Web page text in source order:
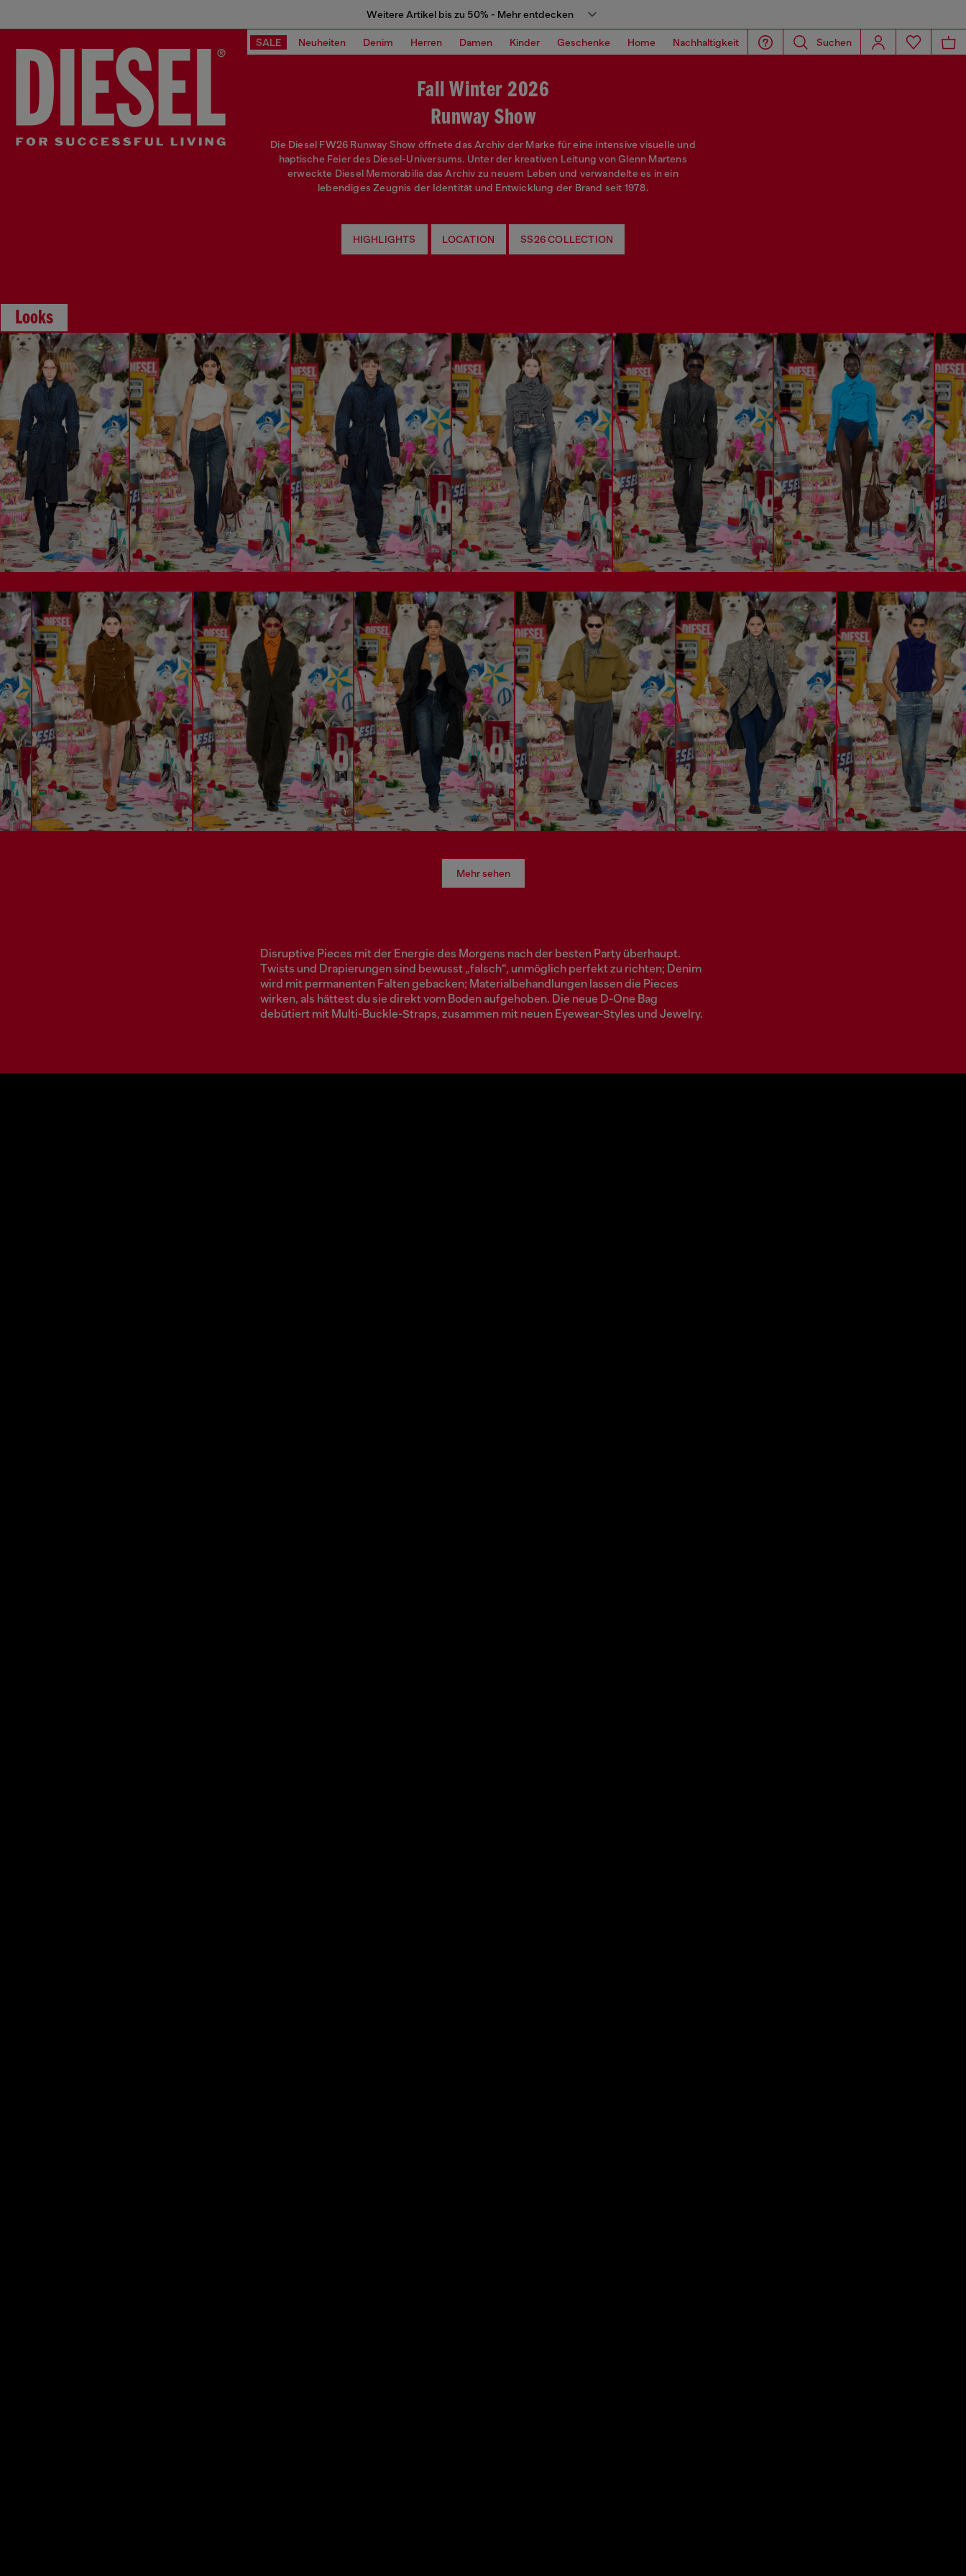
Weitere Artikel bis zu 50% - Mehr entdecken
SALE Neuheiten Denim Herren Damen Kinder Geschenke Home Nachhaltigkeit Suchen
Fall Winter 2026
Runway Show
Die Diesel FW26 Runway Show öffnete das Archiv der Marke für eine intensive visuelle und
haptische Feier des Diesel-Universums. Unter der kreativen Leitung von Glenn Martens
erweckte Diesel Memorabilia das Archiv zu neuem Leben und verwandelte es in ein
lebendiges Zeugnis der Identität und Entwicklung der Brand seit 1978.
HIGHLIGHTS LOCATION SS26 COLLECTION
Looks
Mehr sehen
Disruptive Pieces mit der Energie des Morgens nach der besten Party überhaupt.
Twists und Drapierungen sind bewusst „falsch“, unmöglich perfekt zu richten; Denim
wird mit permanenten Falten gebacken; Materialbehandlungen lassen die Pieces
wirken, als hättest du sie direkt vom Boden aufgehoben. Die neue D-One Bag
debütiert mit Multi-Buckle-Straps, zusammen mit neuen Eyewear-Styles und Jewelry.